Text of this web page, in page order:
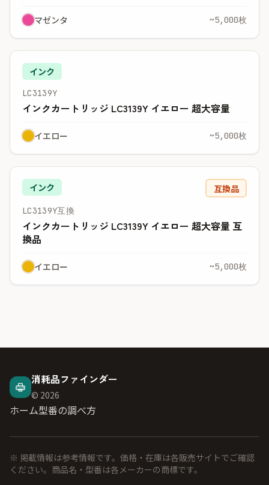
マゼンタ ~5,000枚
インク
LC3139Y
インクカートリッジ LC3139Y イエロー 超大容量
イエロー ~5,000枚
インク 互換品
LC3139Y互換
インクカートリッジ LC3139Y イエロー 超大容量 互
換品
イエロー ~5,000枚
消耗品ファインダー
© 2026
ホーム型番の調べ方
※ 掲載情報は参考情報です。価格・在庫は各販売サイトでご確認
ください。商品名・型番は各メーカーの商標です。